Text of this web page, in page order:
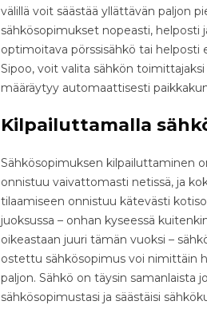
välillä voit säästää yllättävän paljon
sähkösopimukset nopeasti, helposti
optimoitava pörssisähkö tai helposti
Sipoo, voit valita sähkön
määräytyy automaattisesti
Kilpailuttamalla
Sähkösopimuksen kilpailuttaminen
onnistuu vaivattomasti netissä, ja
tilaamiseen onnistuu kätevästi
juoksussa – onhan kyseessä
oikeastaan juuri tämän vuoksi –
ostettu sähkösopimus voi nimittäin
paljon. Sähkö on täysin samanlaista
sähkösopimustasi ja säästäisi